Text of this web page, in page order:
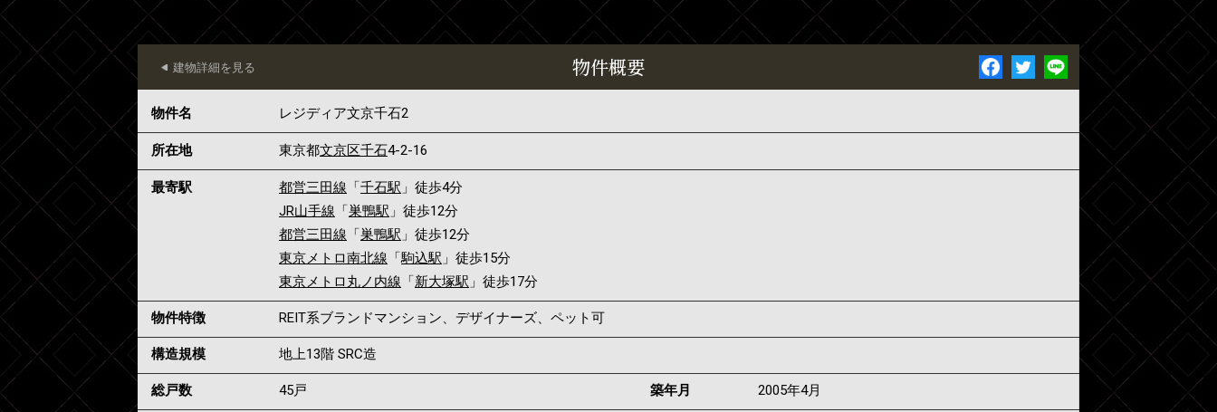
物件概要
建物詳細を見る
物件名 レジディア文京千石2
所在地 東京都文京区千石4-2-16
最寄駅 都営三田線 「千石駅 」徒歩4分
JR山手線 「巣鴨駅 」徒歩12分
都営三田線 「巣鴨駅 」徒歩12分
東京メトロ南北線 「駒込駅 」徒歩15分
東京メトロ丸ノ内線 「新大塚駅 」徒歩17分
物件特徴 REIT系ブランドマンション、デザイナーズ、ペット可
構造規模 地上13階 SRC造
総戸数 45戸 築年月 2005年4月